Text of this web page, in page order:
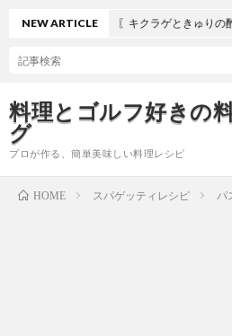
料理とゴルフ好きの
グ
プロが作る、簡単美味しい料理レシピ
NEW ARTICLE
夏におすすめ〖キクラゲときゅりの酢の
HOME スパゲッティレシピ パ